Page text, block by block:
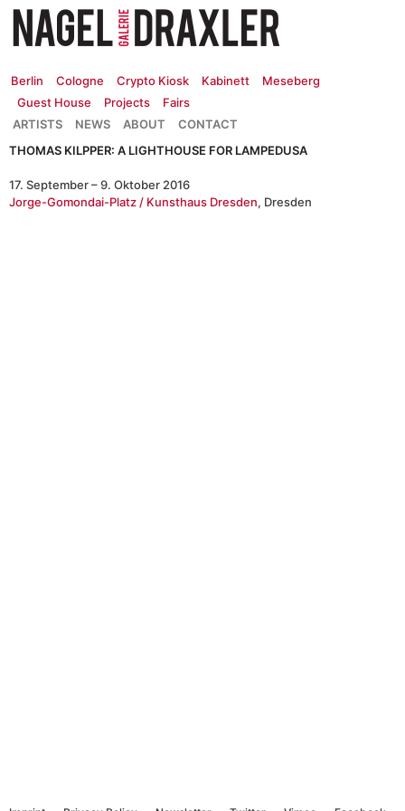
Zum
Inhalt
springen
Berlin Cologne Crypto Kiosk Kabinett
Meseberg
Guest House
Projects
Fairs
CONTACT
ABOUT
NEWS
ARTISTS
THOMAS KILPPER: A LIGHTHOUSE FOR LAMPEDUSA
17. September – 9. Oktober 2016
Jorge-Gomondai-Platz / Kunsthaus Dresden, Dresden